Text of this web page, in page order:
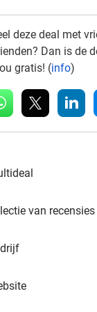
deze deal met
Dan is de
gratis! (info)
linkedin
van recensies